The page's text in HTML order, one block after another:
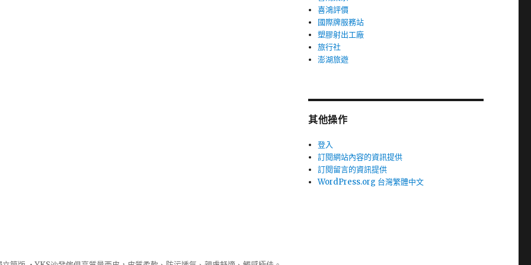
喜鴻評價
國際牌服務站
塑膠射出工廠
旅行社
澎湖旅遊
其他操作
登入
訂閱網站內容的資訊提供
訂閱留言的資訊提供
WordPress.org 台灣繁體中文